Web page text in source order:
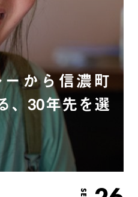
から信濃町
、30年先を選